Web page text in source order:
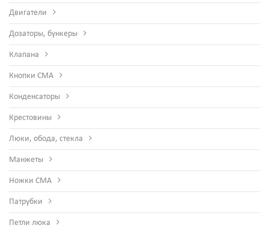
Двигатели
Дозаторы, бункеры
Клапана
Кнопки СМА
Конденсаторы
Крестовины
Люки, обода, стекла
Манжеты
Ножки СМА
Патрубки
Петли люка